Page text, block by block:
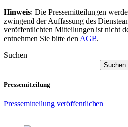
Hinweis: Die Pressemitteilungen
zwingend der Auffassung des
veröffentlichten Mitteilungen ist nicht
entnehmen Sie bitte den AGB.
Suchen
Suchen
Pressemitteilung
Pressemitteilung veröffentlichen